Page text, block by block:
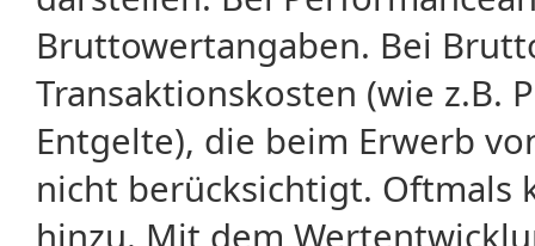
Bruttowertangaben. Bei
Transaktionskosten (wie z.B.
Entgelte), die beim Erwerb
nicht berücksichtigt. Oftmals
hinzu. Mit dem